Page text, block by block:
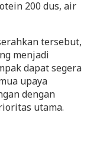
200 dus, air
tersebut,
menjadi
dapat segera
upaya
dengan
utama.